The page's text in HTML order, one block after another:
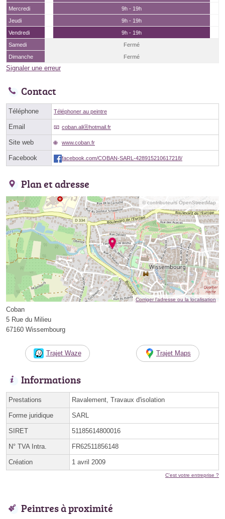
Mercredi
9h - 19h
Jeudi
9h - 19h
Vendredi
9h - 19h
Samedi
Fermé
Dimanche
Fermé
Signaler une erreur
Contact
Téléphone Téléphoner au peintre
Email coban.aliⓐhotmail.fr
Site web www.coban.fr
Facebook facebook.com/COBAN-SARL-428915210617218/
Plan et adresse
© contributeurs OpenStreetMap
Corriger l’adresse ou la localisation
Coban
5 Rue du Milieu
67160 Wissembourg
Trajet Waze Trajet Maps
Informations
Prestations Ravalement, Travaux d'isolation
Forme juridique SARL
SIRET 51185614800016
N° TVA Intra. FR62511856148
Création 1 avril 2009
C'est votre entreprise ?
Peintres à proximité